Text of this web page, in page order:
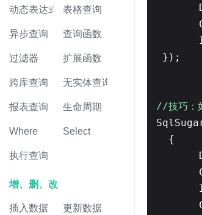
动态表达式 表格查询
异步查询 查询函数
过滤器 扩展函数
跨库查询 无实体查询
报表查询 生命周期
Where Select
执行查询
增、删、改
插入数据 更新数据
});
//技巧：
{